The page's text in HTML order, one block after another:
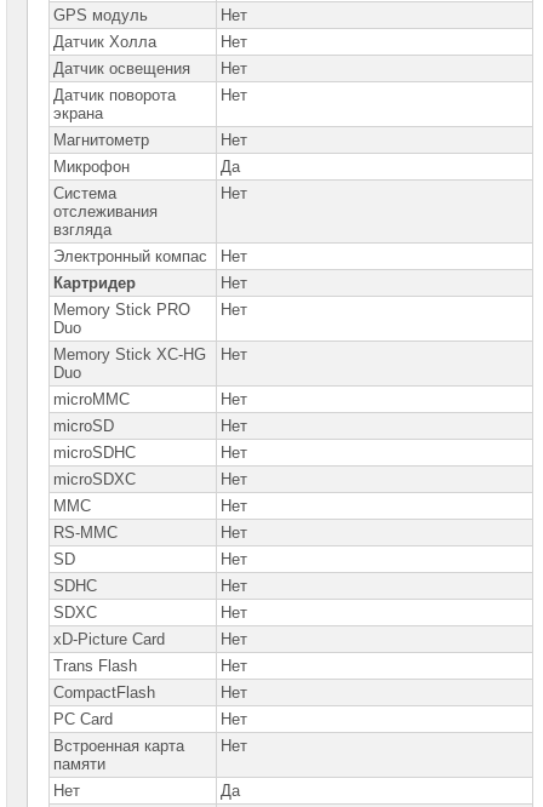
GPS модуль
Нет
Датчик Холла
Нет
Датчик освещения
Нет
Датчик поворота
экрана
Нет
Магнитометр
Нет
Микрофон
Да
Система
отслеживания
взгляда
Нет
Электронный компас
Нет
Картридер
Нет
Memory Stick PRO
Duo
Нет
Memory Stick XC-HG
Duo
Нет
microMMC
Нет
microSD
Нет
microSDHC
Нет
microSDXC
Нет
MMC
Нет
RS-MMC
Нет
SD
Нет
SDHC
Нет
SDXC
Нет
xD-Picture Card
Нет
Trans Flash
Нет
CompactFlash
Нет
PC Card
Нет
Встроенная карта
памяти
Нет
Нет
Да